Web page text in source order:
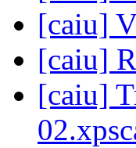
[caiu]
[caiu]
[caiu]